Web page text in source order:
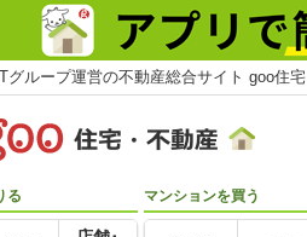
グループ運営の不動産総合サイト goo住
る マンションを買う